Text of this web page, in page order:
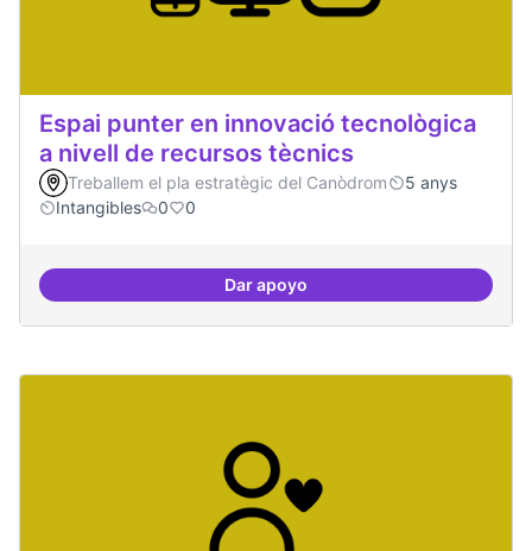
Espai punter en innovació tecnològica
a nivell de recursos tècnics
Treballem el pla estratègic del Canòdrom
5 anys
Intangibles
0 0
Dar apoyoEspai punter en innovació